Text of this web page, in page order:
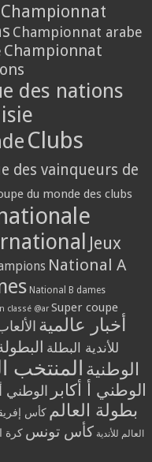
Championnat
Championnat arabe
Championnat
des nations
Clubs
des vainqueurs de
du monde des clubs
Jeux
National A
National B dames
classé @ar Super coupe
أخبار عالمية
للأندية البطلة
الوطنية المنتخب
الوطني أ أكابر الوطني
بطولة العالم كأس
العالم للأندية كأس تونس كرة